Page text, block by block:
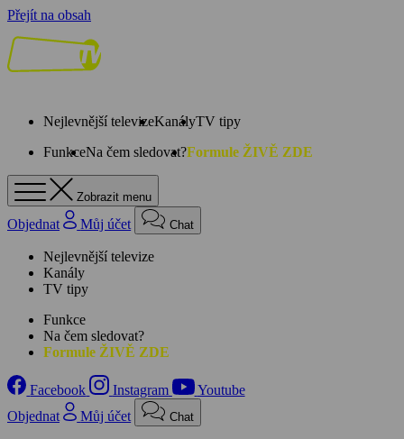
Přejít na obsah
Nejlevnější televizeKanályTV tipy
FunkceNa čem sledovat?Formule ŽIVĚ ZDE
Zobrazit menu
Objednat Můj účet Chat
Nejlevnější televize
Kanály
TV tipy
Funkce
Na čem sledovat?
Formule ŽIVĚ ZDE
Facebook Instagram
Youtube
Objednat
Můj účet Chat